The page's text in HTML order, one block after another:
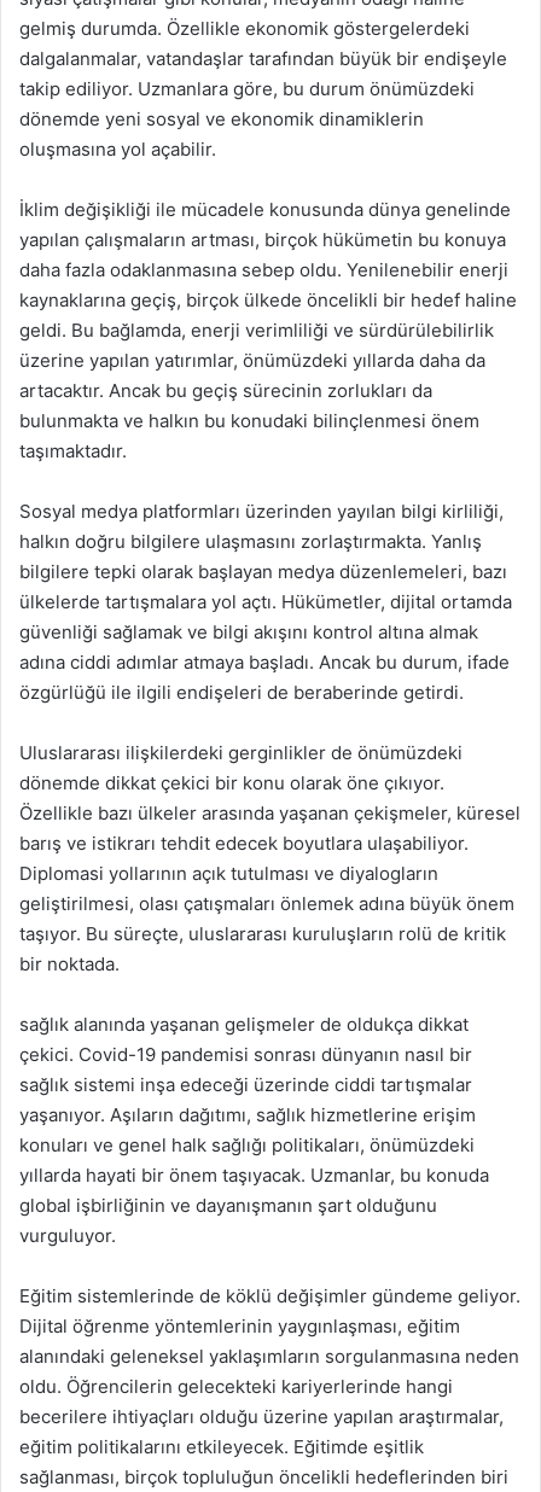
gelmiş durumda. Özellikle ekonomik göstergelerdeki
dalgalanmalar, vatandaşlar tarafından büyük bir endişeyle
takip ediliyor. Uzmanlara göre, bu durum önümüzdeki
dönemde yeni sosyal ve ekonomik dinamiklerin
oluşmasına yol açabilir.
İklim değişikliği ile mücadele konusunda dünya genelinde
yapılan çalışmaların artması, birçok hükümetin bu konuya
daha fazla odaklanmasına sebep oldu. Yenilenebilir enerji
kaynaklarına geçiş, birçok ülkede öncelikli bir hedef haline
geldi. Bu bağlamda, enerji verimliliği ve sürdürülebilirlik
üzerine yapılan yatırımlar, önümüzdeki yıllarda daha da
artacaktır. Ancak bu geçiş sürecinin zorlukları da
bulunmakta ve halkın bu konudaki bilinçlenmesi önem
taşımaktadır.
Sosyal medya platformları üzerinden yayılan bilgi kirliliği,
halkın doğru bilgilere ulaşmasını zorlaştırmakta. Yanlış
bilgilere tepki olarak başlayan medya düzenlemeleri, bazı
ülkelerde tartışmalara yol açtı. Hükümetler, dijital ortamda
güvenliği sağlamak ve bilgi akışını kontrol altına almak
adına ciddi adımlar atmaya başladı. Ancak bu durum, ifade
özgürlüğü ile ilgili endişeleri de beraberinde getirdi.
Uluslararası ilişkilerdeki gerginlikler de önümüzdeki
dönemde dikkat çekici bir konu olarak öne çıkıyor.
Özellikle bazı ülkeler arasında yaşanan çekişmeler, küresel
barış ve istikrarı tehdit edecek boyutlara ulaşabiliyor.
Diplomasi yollarının açık tutulması ve diyalogların
geliştirilmesi, olası çatışmaları önlemek adına büyük önem
taşıyor. Bu süreçte, uluslararası kuruluşların rolü de kritik
bir noktada.
sağlık alanında yaşanan gelişmeler de oldukça dikkat
çekici. Covid-19 pandemisi sonrası dünyanın nasıl bir
sağlık sistemi inşa edeceği üzerinde ciddi tartışmalar
yaşanıyor. Aşıların dağıtımı, sağlık hizmetlerine erişim
konuları ve genel halk sağlığı politikaları, önümüzdeki
yıllarda hayati bir önem taşıyacak. Uzmanlar, bu konuda
global işbirliğinin ve dayanışmanın şart olduğunu
vurguluyor.
Eğitim sistemlerinde de köklü değişimler gündeme geliyor.
Dijital öğrenme yöntemlerinin yaygınlaşması, eğitim
alanındaki geleneksel yaklaşımların sorgulanmasına neden
oldu. Öğrencilerin gelecekteki kariyerlerinde hangi
becerilere ihtiyaçları olduğu üzerine yapılan araştırmalar,
eğitim politikalarını etkileyecek. Eğitimde eşitlik
sağlanması, birçok topluluğun öncelikli hedeflerinden biri